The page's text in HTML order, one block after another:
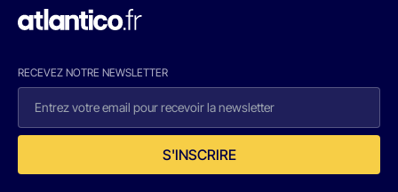
RECEVEZ NOTRE NEWSLETTER
S'INSCRIRE